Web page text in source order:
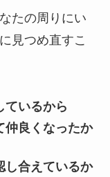
たの周りにい
見つめ直すこ
ているから
仲良くなったか
し合えているか